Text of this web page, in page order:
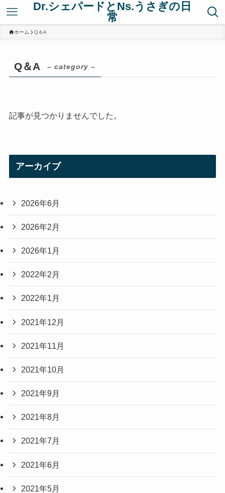
Dr.シェパードとNs.うさぎの日
常
ホーム Q＆A
Q＆A – category –
記事が見つかりませんでした。
アーカイブ
2026年6月
2026年2月
2026年1月
2022年2月
2022年1月
2021年12月
2021年11月
2021年10月
2021年9月
2021年8月
2021年7月
2021年6月
2021年5月